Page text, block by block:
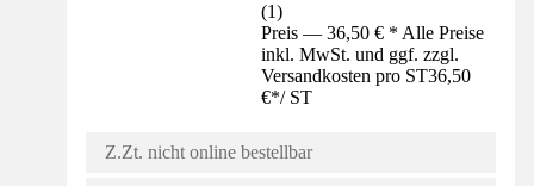
(1)
Preis — 36,50 € * Alle Preise
inkl. MwSt. und ggf. zzgl.
Versandkosten pro ST36,50
€*/ ST
Z.Zt. nicht online bestellbar